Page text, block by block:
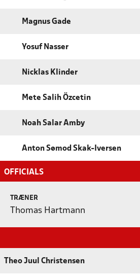
Magnus Gade
Yosuf Nasser
Nicklas Klinder
Mete Salih Özcetin
Noah Salar Amby
Anton Sømod Skak-Iversen
OFFICIALS
TRÆNER
Thomas Hartmann
Theo Juul Christensen